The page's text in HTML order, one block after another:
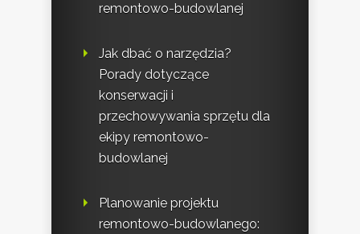
remontowo-budowlanej
Jak dbać o narzędzia?
Porady dotyczące
konserwacji i
przechowywania sprzętu dla
ekipy remontowo-
budowlanej
Planowanie projektu
remontowo-budowlanego: